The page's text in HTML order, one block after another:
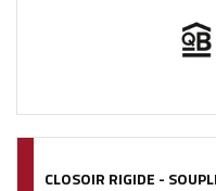
CLOSOIR RIGIDE -